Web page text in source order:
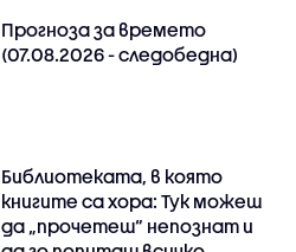
Прогноза за времето
(07.08.2026 - следобедна)
Библиотеката, в която
книгите са хора: Тук можеш
да „прочетеш“ непознат и